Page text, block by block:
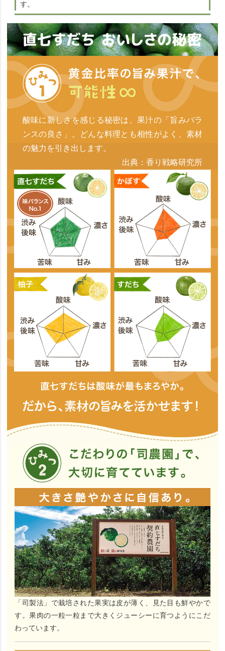
す。
酸味に新しさを感じる秘密は、果汁の「旨みバラ
ンスの良さ」。どんな料理とも相性がよく、素材
の魅力を引き出します。
出典：香り戦略研究所
「司製法」で栽培された果実は皮が薄く、見た目も鮮やかで
す。果肉の一粒一粒まで大きくジューシーに育つようにこだ
わっています。